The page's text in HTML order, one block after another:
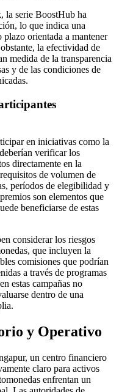
la serie BoostHub ha
lo que indica una
orientada a mantener
la efectividad de
medida de la transparencia
y de las condiciones de
en iniciativas como la
verificar los
directamente en la
de volumen de
períodos de elegibilidad y
son elementos que
beneficiarse de estas
considerar los riesgos
que incluyen la
comisiones que podrían
a través de programas
estas campañas no
dentro de una
y Operativo
un centro financiero
claro para activos
enfrentan un